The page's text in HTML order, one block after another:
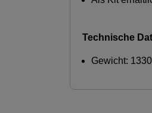
Technische
Gewicht: